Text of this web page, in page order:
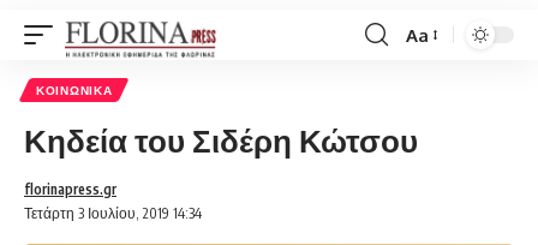
Font
Aa
ΚΟΙΝΩΝΙΚΆ
Κηδεία του Σιδέρη Κώτσου
Τετάρτη 3 Ιουλίου, 2019 14:34
florinapress.gr